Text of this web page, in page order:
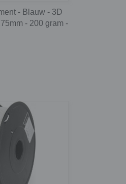
- Blauw - 3D
- 200 gram -